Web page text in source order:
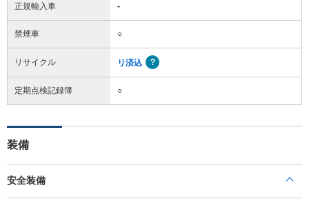
正規輸入車 -
禁煙車 ○
リサイクル リ済込
定期点検記録簿 ○
装備
安全装備